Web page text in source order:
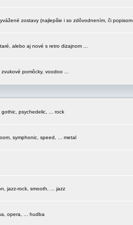
zostavy (najlepšie i so zdôvodnením, či
alebo aj nové s retro dizajnom ...
pomôcky, voodoo ...
psychedelic, ... rock
symphonic, speed, ... metal
jazz-rock, smooth, ... jazz
opera, ... hudba